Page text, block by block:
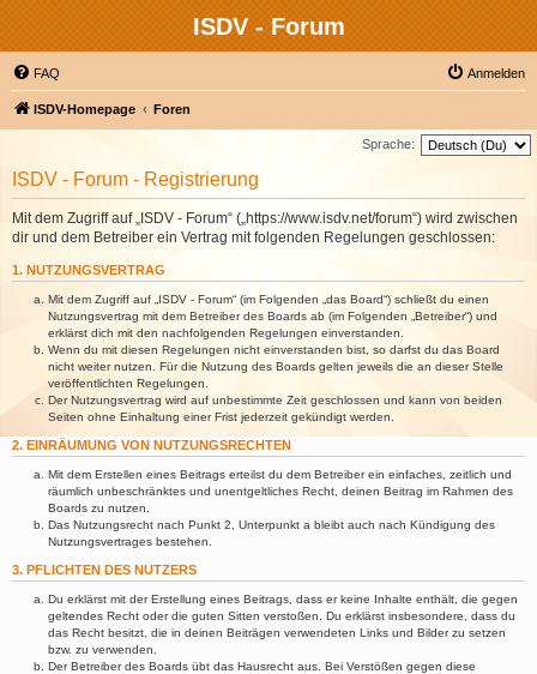
ISDV - Forum
FAQ Anmelden
ISDV-Homepage Foren
Sprache:
ISDV - Forum - Registrierung
Mit dem Zugriff auf „ISDV - Forum“ („https://www.isdv.net/forum“) wird zwischen
dir und dem Betreiber ein Vertrag mit folgenden Regelungen geschlossen:
1. NUTZUNGSVERTRAG
Mit dem Zugriff auf „ISDV - Forum“ (im Folgenden „das Board“) schließt du einen
Nutzungsvertrag mit dem Betreiber des Boards ab (im Folgenden „Betreiber“) und
erklärst dich mit den nachfolgenden Regelungen einverstanden.
Wenn du mit diesen Regelungen nicht einverstanden bist, so darfst du das Board
nicht weiter nutzen. Für die Nutzung des Boards gelten jeweils die an dieser Stelle
veröffentlichten Regelungen.
Der Nutzungsvertrag wird auf unbestimmte Zeit geschlossen und kann von beiden
Seiten ohne Einhaltung einer Frist jederzeit gekündigt werden.
2. EINRÄUMUNG VON NUTZUNGSRECHTEN
Mit dem Erstellen eines Beitrags erteilst du dem Betreiber ein einfaches, zeitlich und
räumlich unbeschränktes und unentgeltliches Recht, deinen Beitrag im Rahmen des
Boards zu nutzen.
Das Nutzungsrecht nach Punkt 2, Unterpunkt a bleibt auch nach Kündigung des
Nutzungsvertrages bestehen.
3. PFLICHTEN DES NUTZERS
Du erklärst mit der Erstellung eines Beitrags, dass er keine Inhalte enthält, die gegen
geltendes Recht oder die guten Sitten verstoßen. Du erklärst insbesondere, dass du
das Recht besitzt, die in deinen Beiträgen verwendeten Links und Bilder zu setzen
bzw. zu verwenden.
Der Betreiber des Boards übt das Hausrecht aus. Bei Verstößen gegen diese